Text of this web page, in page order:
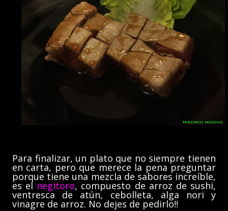
Para finalizar, un plato que no siempre tienen
en carta, pero que merece la pena preguntar
porque tiene una mezcla de sabores increíble,
es el negitoro, compuesto de arroz de sushi,
ventresca de atún, cebolleta, alga nori y
vinagre de arroz. No dejes de pedirlo!!